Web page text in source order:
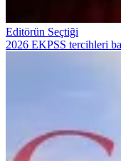
Editörün Seçtiği
2026 EKPSS tercihleri